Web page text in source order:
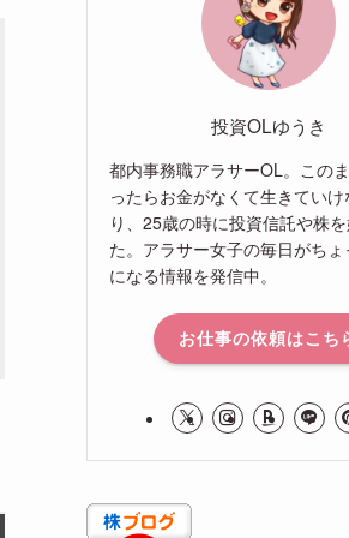
投資OLゆうき
都内事務職アラサーOL。この
ったらお金がなくて生きてい
り、25歳の時に投資信託や株
た。アラサー女子の毎日がち
になる情報を発信中。
お仕事の依頼はこち